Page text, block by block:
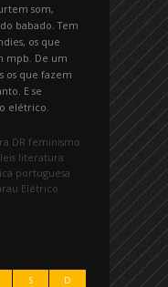
som,
babado. Tem
os que
mpb. De um
os que fazem
E se
elétrico.
DR feminismo
leis literatura
portuguesa
Elétrico
S D